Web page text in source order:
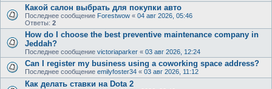
Какой салон выбрать для покупки авто
Последнее сообщение Forestwow « 04 авг 2026, 05:46
Ответы: 2
How do I choose the best preventive maintenance company in
Jeddah?
Последнее сообщение victoriaparker « 03 авг 2026, 12:24
Can I register my business using a coworking space address?
Последнее сообщение emilyfoster34 « 03 авг 2026, 11:12
Как делать ставки на Dota 2